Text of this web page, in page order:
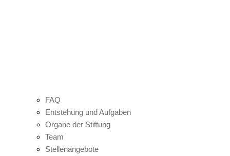
FAQ
Entstehung und Aufgaben
Organe der Stiftung
Team
Stellenangebote